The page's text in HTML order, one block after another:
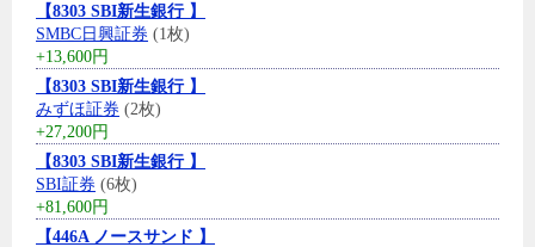
【8303 SBI新生銀行 】
SMBC日興証券 (1枚)
+13,600円
【8303 SBI新生銀行 】
みずほ証券 (2枚)
+27,200円
【8303 SBI新生銀行 】
SBI証券 (6枚)
+81,600円
【446A ノースサンド 】